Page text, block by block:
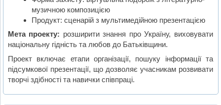
музичною композицією
Продукт: сценарій з мультимедійною презентацією
Мета проекту: розширити знання про Україну, виховувати
національну гідність та любов до Батьківщини.
Проект включає етапи організації, пошуку інформації та
підсумкової презентації, що дозволяє учасникам розвивати
творчі здібності та навички співпраці.